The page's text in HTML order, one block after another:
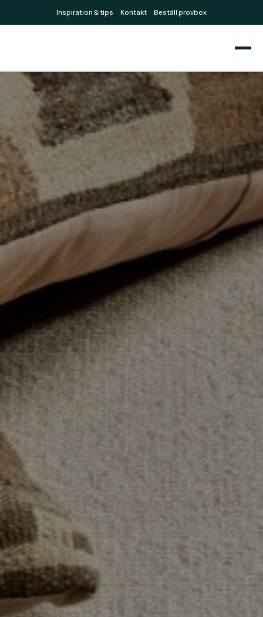
Inspiration & tips Kontakt Beställ provbox